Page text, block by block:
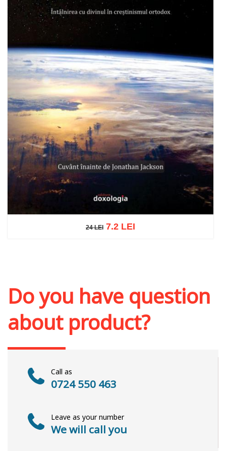
24 LEI
24 LEI 7.2 LEI
Do you have question
about product?
Call as
0724 550 463
Leave as your number
We will call you